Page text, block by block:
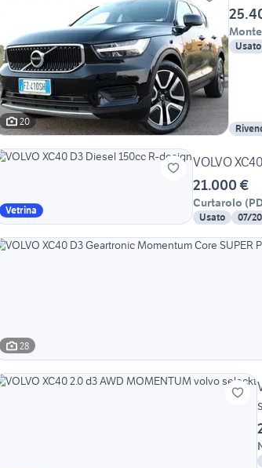
20
Usato
Vetrina
VOLVO
21.000 €
Curtarolo (
Usato 07/
28